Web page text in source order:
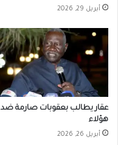
أبريل 29, 2026
عقار يطالب بعقوبات صارمة ضد
هؤلاء
أبريل 26, 2026